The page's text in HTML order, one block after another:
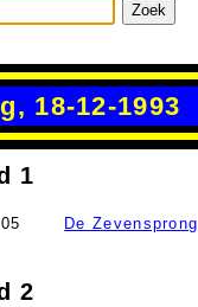
Zoek
18-12-1993
1
De Zevensprong
2